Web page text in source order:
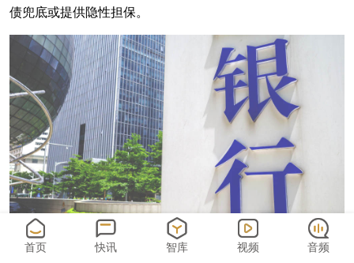
债兜底或提供隐性担保。
首页 快讯 智库 视频 音频